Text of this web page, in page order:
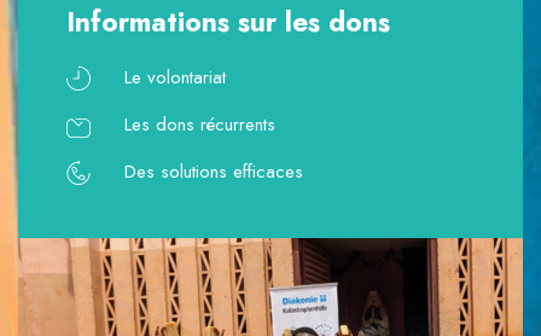
Informations sur les dons
Le volontariat
Les dons récurrents
Des solutions efficaces